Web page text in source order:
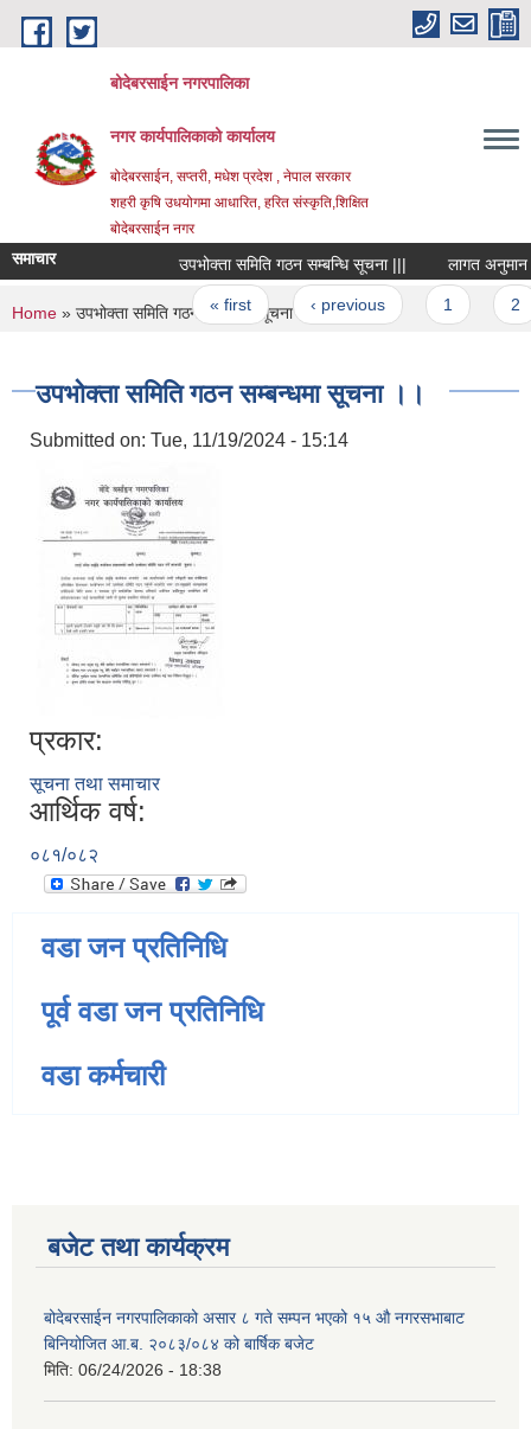
Skip to main content
बोदेबरसाईन नगरपालिका
नगर कार्यपालिकाको कार्यालय
बोदेबरसाईन, सप्तरी, मधेश प्रदेश , नेपाल सरकार
शहरी कृषि उधयोगमा आधारित, हरित संस्कृति,शिक्षित
बोदेबरसाईन नगर
समाचार उपभोक्ता समिति गठन सम्बन्धि सूचना ||| लागत अनुमान
Pages
« first ‹ previous
You are here
Home » उपभोक्ता समिति गठन सम्बन्धमा सूचना ।।
उपभोक्ता समिति गठन सम्बन्धमा सूचना ।।
Submitted on: Tue, 11/19/2024 - 15:14
प्रकार:
सूचना तथा समाचार
आर्थिक वर्ष:
०८१/०८२
वडा जन प्रतिनिधि
पूर्व वडा जन प्रतिनिधि
वडा कर्मचारी
बजेट तथा कार्यक्रम
बोदेबरसाईन नगरपालिकाको असार ८ गते सम्पन भएको १५ ‍‍‍औ नगरसभाबाट
बिनियोजित आ.ब. २०८३/०८४ को बार्षिक बजेट
मिति: 06/24/2026 - 18:38